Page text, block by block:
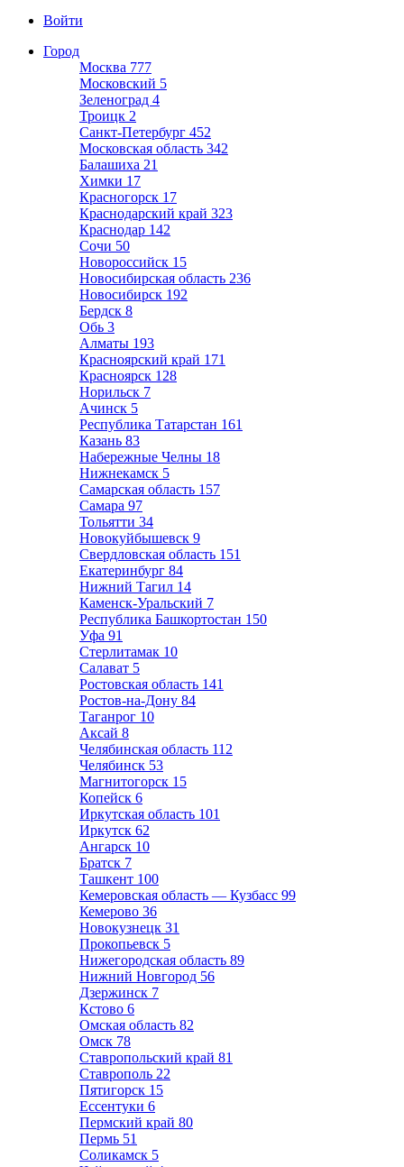
Войти
Город
Москва 777
Московский 5
Зеленоград 4
Троицк 2
Санкт-Петербург 452
Московская область 342
Балашиха 21
Химки 17
Красногорск 17
Краснодарский край 323
Краснодар 142
Сочи 50
Новороссийск 15
Новосибирская область 236
Новосибирск 192
Бердск 8
Обь 3
Алматы 193
Красноярский край 171
Красноярск 128
Норильск 7
Ачинск 5
Республика Татарстан 161
Казань 83
Набережные Челны 18
Нижнекамск 5
Самарская область 157
Самара 97
Тольятти 34
Новокуйбышевск 9
Свердловская область 151
Екатеринбург 84
Нижний Тагил 14
Каменск-Уральский 7
Республика Башкортостан 150
Уфа 91
Стерлитамак 10
Салават 5
Ростовская область 141
Ростов-на-Дону 84
Таганрог 10
Аксай 8
Челябинская область 112
Челябинск 53
Магнитогорск 15
Копейск 6
Иркутская область 101
Иркутск 62
Ангарск 10
Братск 7
Ташкент 100
Кемеровская область — Кузбасс 99
Кемерово 36
Новокузнецк 31
Прокопьевск 5
Нижегородская область 89
Нижний Новгород 56
Дзержинск 7
Кстово 6
Омская область 82
Омск 78
Ставропольский край 81
Ставрополь 22
Пятигорск 15
Ессентуки 6
Пермский край 80
Пермь 51
Соликамск 5